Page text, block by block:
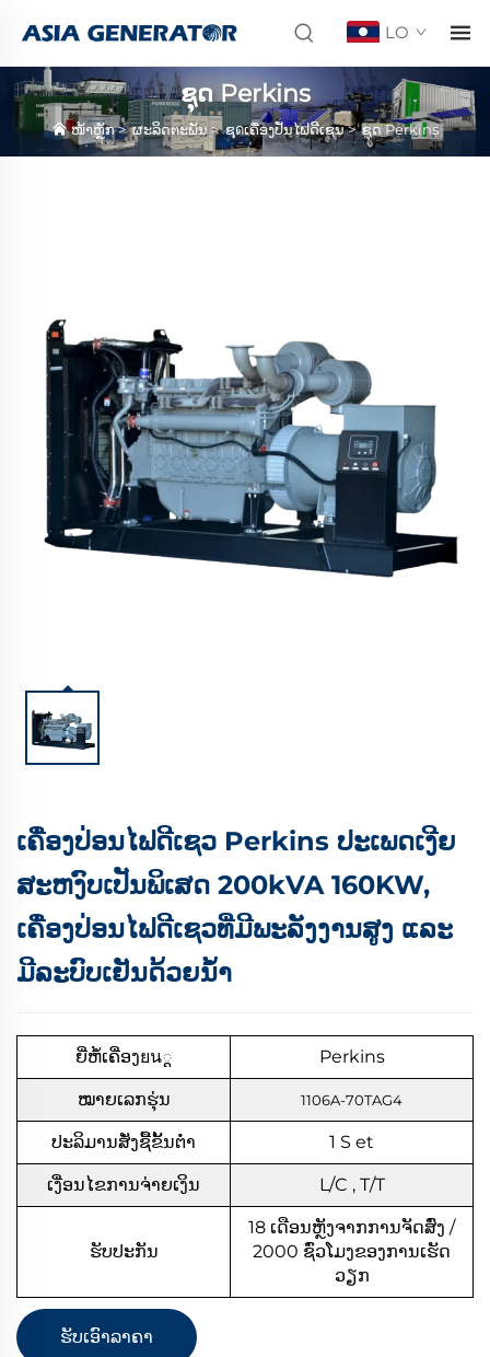
LO
ຊຸດ Perkins
ໜ້າຫຼັກ>ຜະລິດຕະພັນ >ຊุดເຄື່ອງປັ່ນໄຟດີເຊນ>ຊຸດ Perkins
ເຄື່ອງປ່ອນໄຟດີເຊວ Perkins ປະເພດເງີຍ
ສະຫງົບເປັນພິເສດ 200kVA 160KW,
ເຄື່ອງປ່ອນໄຟດີເຊວທີ່ມີພະລັງງານສູງ ແລະ
ມີລະບົບເຢັນດ້ວຍນ້ຳ
ຍີ່ຫໍ້ເຄື່ອງยน្ត Perkins
ໝາຍເລກຮຸ່ນ 1106A-70TAG4
ປະລິມານສັ່ງຊື້ຂັ້ນຕ່ຳ 1 S et
ເງື່ອນໄຂການຈ່າຍເງິນ L/C , T/T
ຮັບປະກັນ
18 ເດືອນຫຼັງຈາກການຈັດສົ່ງ /
2000 ຊົ່ວໂມງຂອງການເຮັດ
ວຽກ
ຮັບເອົາລາຄາ